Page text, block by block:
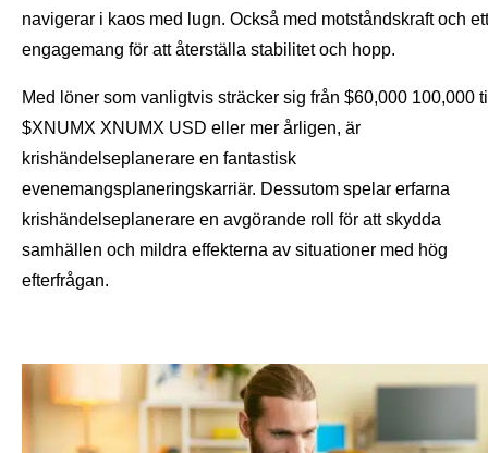
navigerar i kaos med lugn. Också med motståndskraft och ett
engagemang för att återställa stabilitet och hopp.
Med löner som vanligtvis sträcker sig från $60,000 100,000
$XNUMX XNUMX USD eller mer årligen, är
krishändelseplanerare en fantastisk
evenemangsplaneringskarriär. Dessutom spelar erfarna
krishändelseplanerare en avgörande roll för att skydda
samhällen och mildra effekterna av situationer med hög
efterfrågan.